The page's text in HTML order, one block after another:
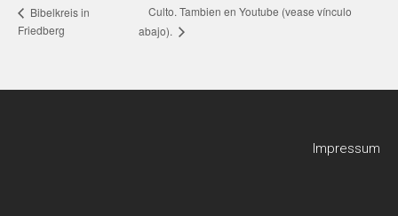
Bibelkreis in
Friedberg
Culto. Tambien en Youtube (vease vínculo
abajo).
Impressum